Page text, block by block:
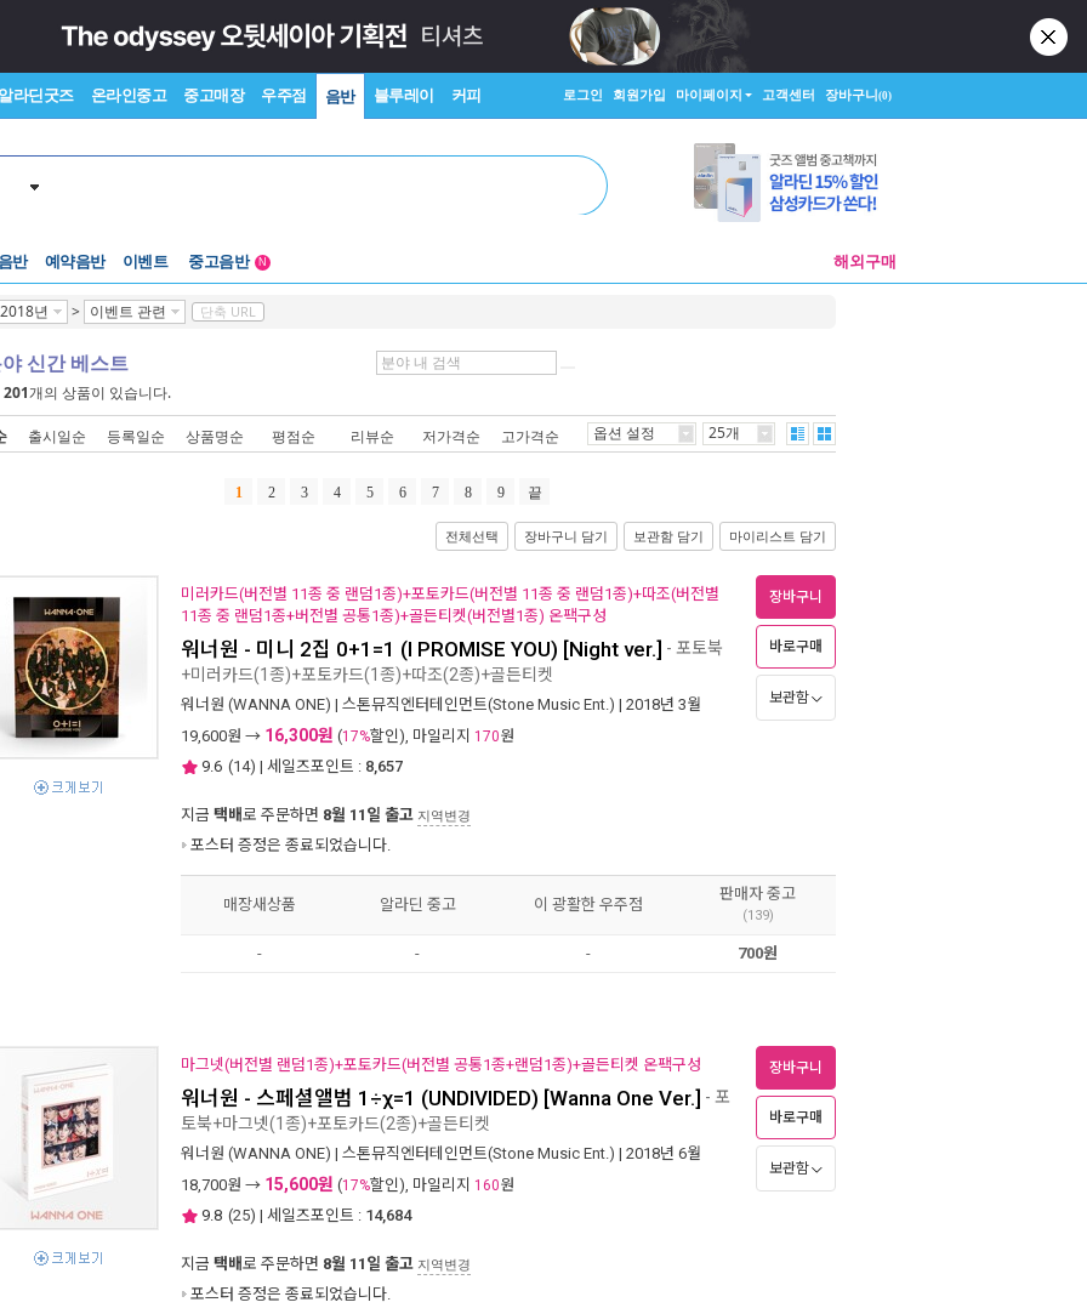
라딘굿즈 온라인중고 중고매장 우주점 음반 블루레이 커피 로그인 회원가입 마이페이지 고객센터 장바구니(0)
반 예약음반 이벤트
중고음반
N 해외구매
2018년 > 이벤트 관련 단축 URL
신간 베스트
201개의 상품이 있습니다.
출시일순 등록일순 상품명순 평점순 리뷰순 저가격순 고가격순 옵션 설정 25개
1 2 3 4 5 6 7 8 9 끝
전체선택 장바구니 담기 보관함 담기 마이리스트 담기
미러카드(버전별 11종 중 랜덤1종)+포토카드(버전별 11종 중 랜덤1종)+따조(버전별
11종 중 랜덤1종+버전별 공통1종)+골든티켓(버전별1종) 온팩구성
워너원 - 미니 2집 0+1=1 (I PROMISE YOU) [Night ver.] - 포토북
+미러카드(1종)+포토카드(1종)+따조(2종)+골든티켓
워너원 (WANNA ONE) | 스톤뮤직엔터테인먼트(Stone Music Ent.) | 2018년 3월
19,600원 → 16,300원 (17%할인), 마일리지 170원
9.6 (14) | 세일즈포인트 : 8,657
지금 택배로 주문하면 8월 11일 출고 지역변경
포스터 증정은 종료되었습니다.
장바구니
바로구매
보관함
매장새상품 알라딘 중고 이 광활한 우주점
판매자 중고
(139)
- - - 700원
마그넷(버전별 랜덤1종)+포토카드(버전별 공통1종+랜덤1종)+골든티켓 온팩구성
워너원 - 스페셜앨범 1÷χ=1 (UNDIVIDED) [Wanna One Ver.] - 포
토북+마그넷(1종)+포토카드(2종)+골든티켓
워너원 (WANNA ONE) | 스톤뮤직엔터테인먼트(Stone Music Ent.) | 2018년 6월
18,700원 → 15,600원 (17%할인), 마일리지 160원
9.8 (25) | 세일즈포인트 : 14,684
지금 택배로 주문하면 8월 11일 출고 지역변경
포스터 증정은 종료되었습니다.
장바구니
바로구매
보관함